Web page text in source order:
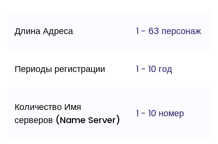
Длина Адреса 1 - 63 персонаж
Периоды регистрации 1 - 10 год
Количество Имя
серверов (Name Server)
1 - 10 номер